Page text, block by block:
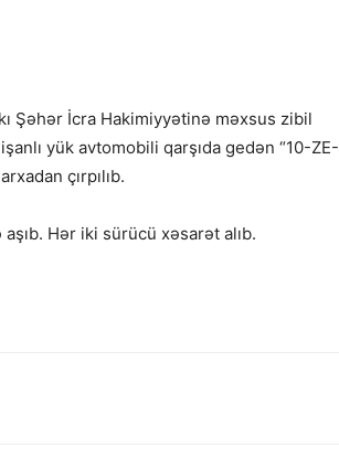
Şəhər İcra Hakimiyyətinə məxsus zibil
yük avtomobili qarşıda gedən “10-ZE-
çırpılıb.
Hər iki sürücü xəsarət alıb.